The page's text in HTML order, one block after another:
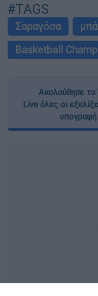
#TAGS
Σαραγόσα
Basketball
Ακολούθησε
Live όλες οι